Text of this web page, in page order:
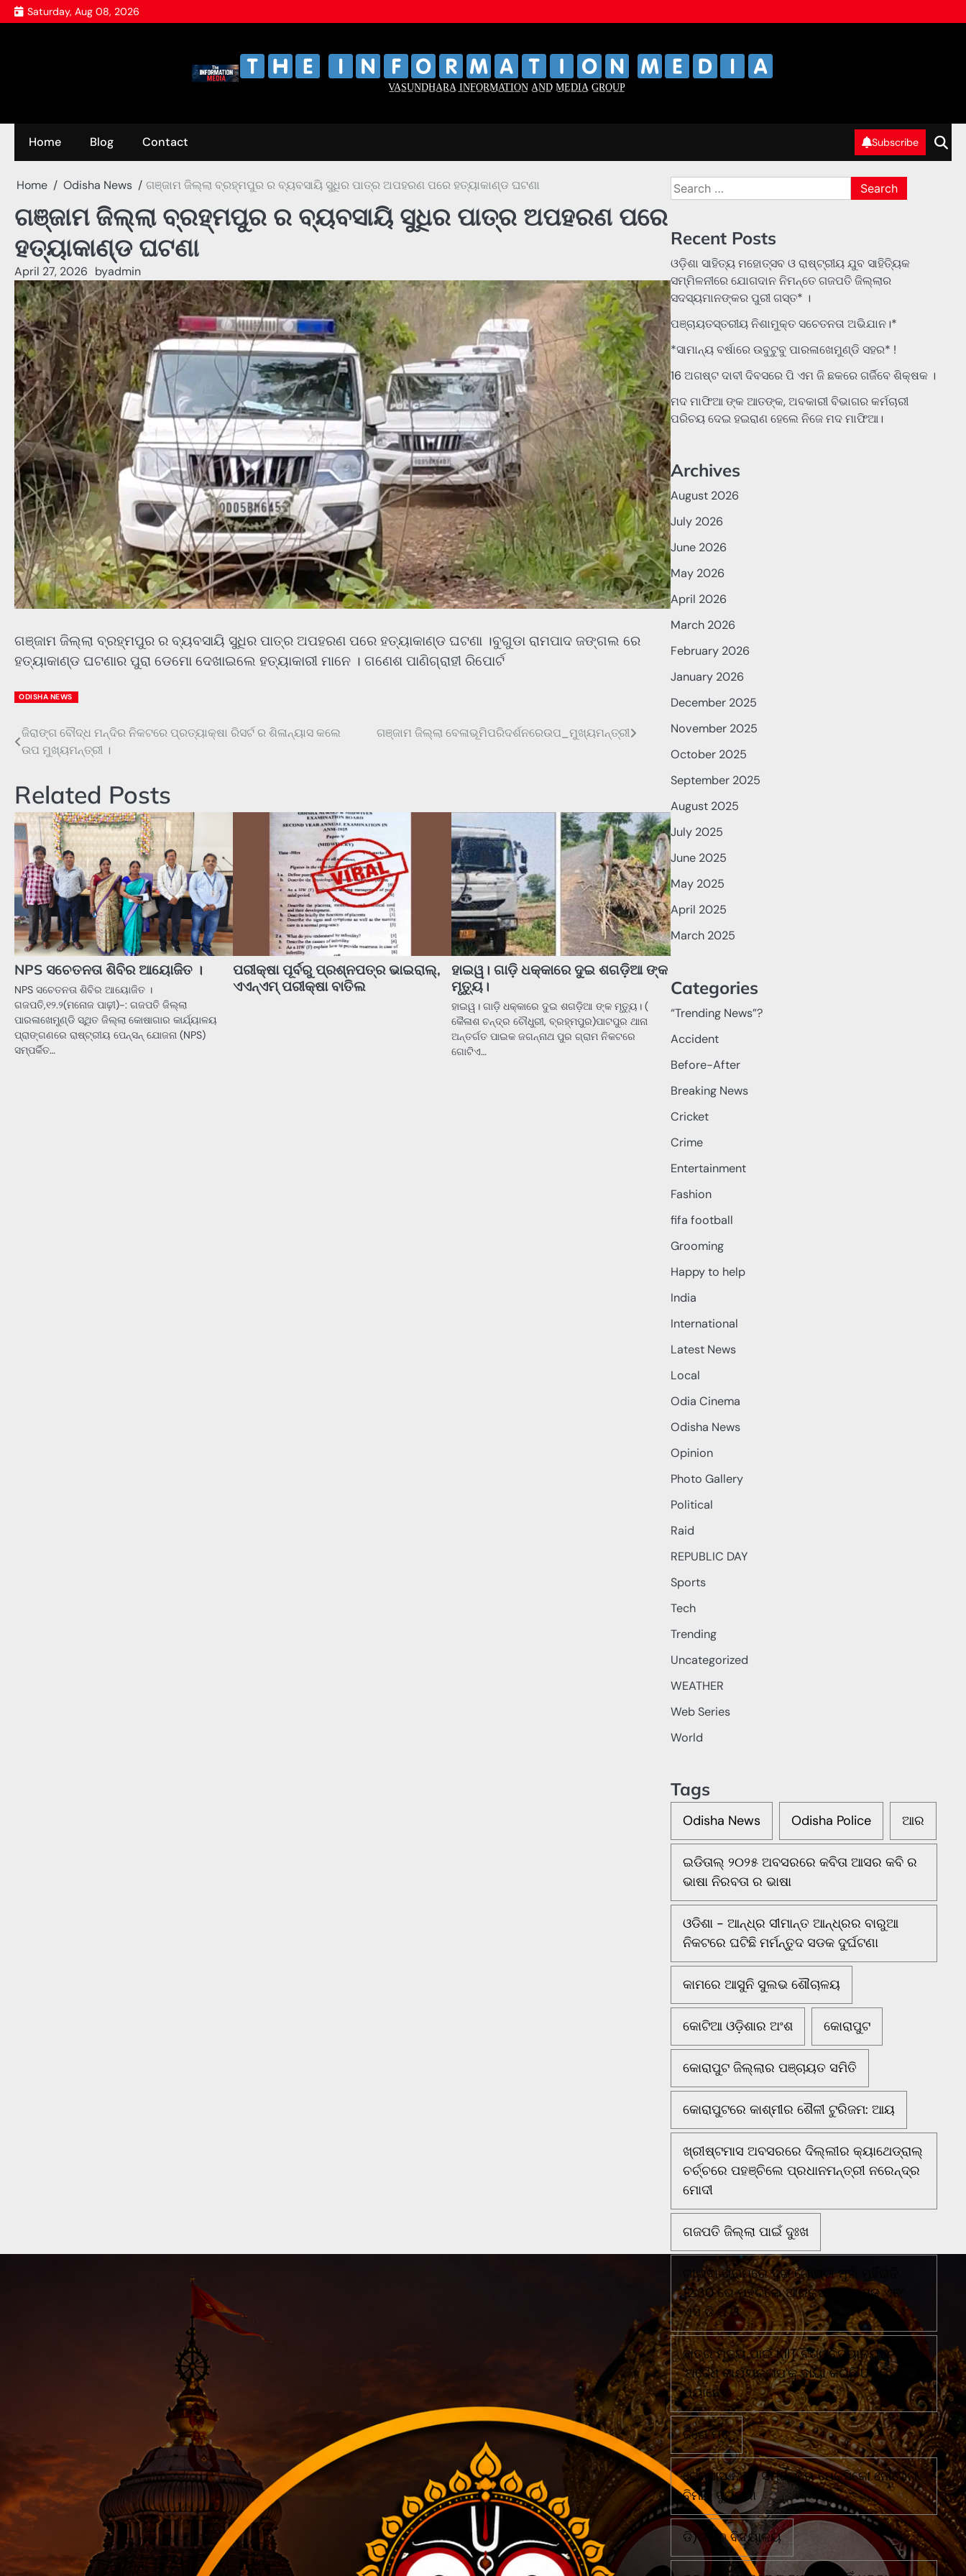
Skip
to
Saturday, Aug 08, 2026
V̲A̲S̲U̲N̲D̲H̲A̲R̲A̲ I̲N̲F̲O̲R̲M̲A̲T̲I̲O̲N̲ A̲N̲D̲ M̲E̲D̲I̲A̲ G̲R̲O̲U̲P̲
Home Blog Contact Subscribe
Home Odisha News ଗଞ୍ଜାମ ଜିଲ୍ଲା ବ୍ରହ୍ମପୁର ର ବ୍ୟବସାୟି ସୁଧିର ପାତ୍ର ଅପହରଣ ପରେ ହତ୍ୟାକାଣ୍ଡ ଘଟଣା
ଗଞ୍ଜାମ ଜିଲ୍ଲା ବ୍ରହ୍ମପୁର ର ବ୍ୟବସାୟି ସୁଧିର ପାତ୍ର ଅପହରଣ ପରେ
ହତ୍ୟାକାଣ୍ଡ ଘଟଣା
April 27, 2026 byadmin
ଗଞ୍ଜାମ ଜିଲ୍ଲା ବ୍ରହ୍ମପୁର ର ବ୍ୟବସାୟି ସୁଧିର ପାତ୍ର ଅପହରଣ ପରେ ହତ୍ୟାକାଣ୍ଡ ଘଟଣା ।ବୁଗୁଡା ରାମପାଦ ଜଙ୍ଗଲ ରେ
ହତ୍ୟାକାଣ୍ଡ ଘଟଣାର ପୁରା ଡେମୋ ଦେଖାଇଲେ ହତ୍ୟାକାରୀ ମାନେ । ଗଣେଶ ପାଣିଗ୍ରାହୀ ରିପୋର୍ଟ
ODISHA NEWS
Post
navigation
ଜିରାଙ୍ଗ ବୌଦ୍ଧ ମନ୍ଦିର ନିକଟରେ ପ୍ରତ୍ୟାକ୍ଷା ରିସର୍ଟ ର ଶିଳାନ୍ୟାସ କଲେ
ଉପ ମୁଖ୍ୟମନ୍ତ୍ରୀ ।
ଗଞ୍ଜାମ ଜିଲ୍ଲା ବେଳାଭୂମିପରିଦର୍ଶନରେଉପ_ମୁଖ୍ୟମନ୍ତ୍ରୀ
Related Posts
NPS ସଚେତନତା ଶିବିର ଆୟୋଜିତ ।
NPS ସଚେତନତା ଶିବିର ଆୟୋଜିତ ।
ଗଜପତି,୧୨.୨(ମନୋଜ ପାଢ଼ୀ)-: ଗଜପତି ଜିଲ୍ଲା
ପାରଳାଖେମୁଣ୍ଡି ସ୍ଥିତ ଜିଲ୍ଲା କୋଷାଗାର କାର୍ଯ୍ୟାଳୟ
ପ୍ରାଙ୍ଗଣରେ ରାଷ୍ଟ୍ରୀୟ ପେନ୍‌ସନ୍‌ ଯୋଜନା (NPS)
ସମ୍ପର୍କିତ…
ପରୀକ୍ଷା ପୂର୍ବରୁ ପ୍ରଶ୍ନପତ୍ର ଭାଇରାଲ୍‌,
ଏଏନ୍‌ଏମ୍‌ ପରୀକ୍ଷା ବାତିଲ
ହାଇୱ। ଗାଡ଼ି ଧକ୍କାରେ ଦୁଇ ଶଗଡ଼ିଆ ଙ୍କ
ମୃତ୍ୟୁ।
ହାଇୱ। ଗାଡ଼ି ଧକ୍କାରେ ଦୁଇ ଶଗଡ଼ିଆ ଙ୍କ ମୃତ୍ୟୁ। (
କୈଳାଶ ଚନ୍ଦ୍ର ଚୌଧୁରୀ, ବ୍ରହ୍ମପୁର)ପାଟପୁର ଥାନା
ଅନ୍ତର୍ଗତ ପାଇକ ଜଗନ୍ନାଥ ପୁର ଗ୍ରାମ ନିକଟରେ
ଗୋଟିଏ…
Search
for:
Recent Posts
ଓଡ଼ିଶା ସାହିତ୍ୟ ମହୋତ୍ସବ ଓ ରାଷ୍ଟ୍ରୀୟ ଯୁବ ସାହିତ୍ୟିକ
ସମ୍ମିଳନୀରେ ଯୋଗଦାନ ନିମନ୍ତେ ଗଜପତି ଜିଲ୍ଲାର
ସଦସ୍ୟମାନଙ୍କର ପୁରୀ ଗସ୍ତ* ।
ପଞ୍ଚାୟତସ୍ତରୀୟ ନିଶାମୁକ୍ତ ସଚେତନତା ଅଭିଯାନ।*
*ସାମାନ୍ୟ ବର୍ଷାରେ ଉବୁଟୁବୁ ପାରଳାଖେମୁଣ୍ଡି ସହର* !
16 ଅଗଷ୍ଟ ଦାବୀ ଦିବସରେ ପି ଏମ ଜି ଛକରେ ଗର୍ଜିବେ ଶିକ୍ଷକ ।
ମଦ ମାଫିଆ ଙ୍କ ଆତଙ୍କ, ଅବକାରୀ ବିଭାଗର କର୍ମଚାରୀ
ପରିଚୟ ଦେଇ ହଇରାଣ ହେଲେ ନିଜେ ମଦ ମାଫିଆ।
Archives
August 2026
July 2026
June 2026
May 2026
April 2026
March 2026
February 2026
January 2026
December 2025
November 2025
October 2025
September 2025
August 2025
July 2025
June 2025
May 2025
April 2025
March 2025
Categories
“Trending News”?
Accident
Before-After
Breaking News
Cricket
Crime
Entertainment
Fashion
fifa football
Grooming
Happy to help
India
International
Latest News
Local
Odia Cinema
Odisha News
Opinion
Photo Gallery
Political
Raid
REPUBLIC DAY
Sports
Tech
Trending
Uncategorized
WEATHER
Web Series
World
Tags
Odisha News Odisha Police ଆର
ଇଡିତାଲ୍ ୨୦୨୫ ଅବସରରେ କବିତା ଆସର କବି ର
ଭାଷା ନିରବତା ର ଭାଷା
ଓଡିଶା - ଆନ୍ଧ୍ର ସୀମାନ୍ତ ଆନ୍ଧ୍ରର ବାରୁଆ
ନିକଟରେ ଘଟିଛି ମର୍ମନ୍ତୁଦ ସଡକ ଦୁର୍ଘଟଣା
କାମରେ ଆସୁନି ସୁଲଭ ଶୌଚାଳୟ
କୋଟିଆ ଓଡ଼ିଶାର ଅଂଶ କୋରାପୁଟ
କୋରାପୁଟ ଜିଲ୍ଲାର ପଞ୍ଚାୟତ ସମିତି
କୋରାପୁଟରେ କାଶ୍ମୀର ଶୈଳୀ ଟୁରିଜମ: ଆୟ
ଖ୍ରୀଷ୍ଟମାସ ଅବସରରେ ଦିଲ୍ଲୀର କ୍ୟାଥେଡ୍ରାଲ୍
ଚର୍ଚ୍ଚରେ ପହଞ୍ଚିଲେ ପ୍ରଧାନମନ୍ତ୍ରୀ ନରେନ୍ଦ୍ର
ମୋଦୀ
ଗଜପତି ଜିଲ୍ଲା ପାଇଁ ଦୁଃଖ
ଗାଇବା ଗ୍ରାମରେ ଦୁଇ ଗୋଷ୍ଠୀ ମୁହାଁ ମୁହିଁରାତି
12.30 ରେ ପହଁଚିଲେ ଆରକ୍ଷୀ ଅଧିକ୍ଷକ ଏବଂ
ଏସ ଡି ପି ଓ
ଛାତ୍ର ମୃତ୍ୟୁ ପାଇଁ KIIT ବିଶ୍ୱବିଦ୍ୟାଳୟର
'ଅବୈଧ କାର୍ଯ୍ୟକଳାପ'କୁ ଦାୟୀ କରିଛି UGC
ପ୍ୟାନେଲ
ଜଣେ ମୃତ
ଟେକ୍ସାସ ନିକଟ ସମୁଦ୍ରରେ ମେକ୍ସିକୋ ନୌସେନା
ବିମାନ ଦୁର୍ଘଟଣା
ଡି)ଉଚ୍ଚ ବିଦ୍ୟାଳୟ